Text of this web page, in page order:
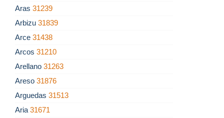
Aras 31239
Arbizu 31839
Arce 31438
Arcos 31210
Arellano 31263
Areso 31876
Arguedas 31513
Aria 31671